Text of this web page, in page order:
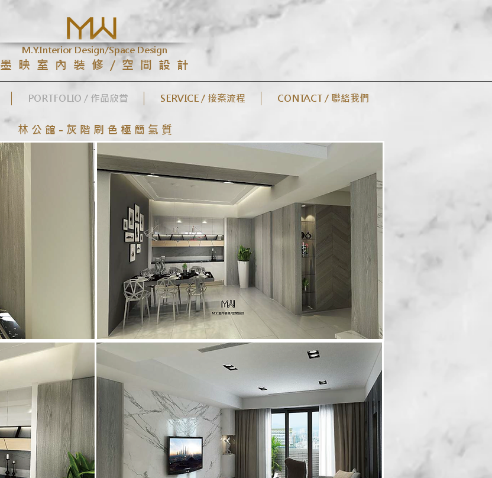
M.Y.Interior Design/Space Design
墨 映 室 內 裝 修 / 空 間 設 計
PORTFOLIO / 作品欣賞 SERVICE / 接案流程 CONTACT / 聯絡我們
林 公 館 - 灰 階 刷 色 極 簡 氣 質